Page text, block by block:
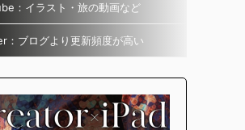
：イラスト・旅の動画など
：ブログより更新頻度が高い